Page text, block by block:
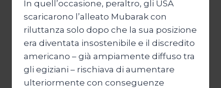
In quell’occasione, peraltro, gli USA
scaricarono l’alleato Mubarak con
riluttanza solo dopo che la sua posizione
era diventata insostenibile e il discredito
americano – già ampiamente diffuso tra
gli egiziani – rischiava di aumentare
ulteriormente con conseguenze